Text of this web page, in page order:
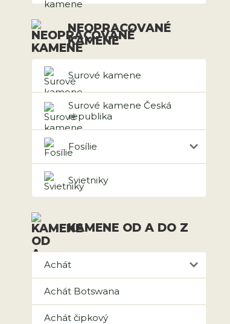
NEOPRACOVANÉ
KAMENE
Surové kamene
Surové kamene Česká
republika
Fosílie
Svietniky
KAMENE OD A DO Z
Achát
Achát Botswana
Achát čipkový